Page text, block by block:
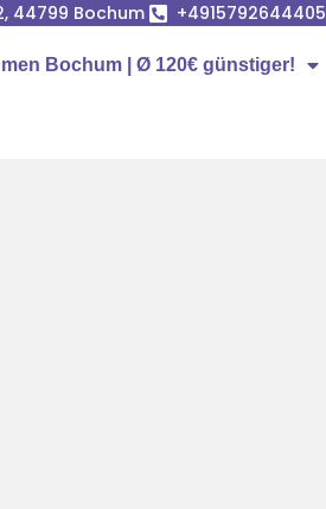
44799 Bochum +4915792644405
Bochum | Ø 120€ günstiger!